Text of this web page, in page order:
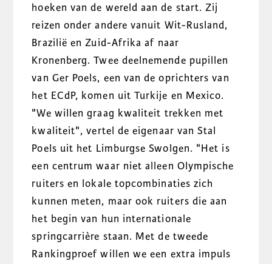
hoeken van de wereld aan de start. Zij
reizen onder andere vanuit Wit-Rusland,
Brazilië en Zuid-Afrika af naar
Kronenberg. Twee deelnemende pupillen
van Ger Poels, een van de oprichters van
het ECdP, komen uit Turkije en Mexico.
"We willen graag kwaliteit trekken met
kwaliteit", vertel de eigenaar van Stal
Poels uit het Limburgse Swolgen. "Het is
een centrum waar niet alleen Olympische
ruiters en lokale topcombinaties zich
kunnen meten, maar ook ruiters die aan
het begin van hun internationale
springcarrière staan. Met de tweede
Rankingproef willen we een extra impuls